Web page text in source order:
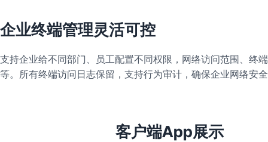
企业终端管理灵活可控
支持企业给不同部门、员工配置不同权限，网络访问范围、终
等。所有终端访问日志保留，支持行为审计，确保企业网络安
客户端App展示